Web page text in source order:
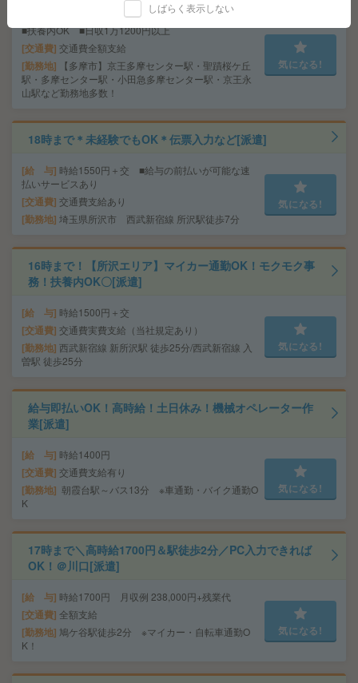
無資格未経験：時給1400円～ ■週払いOK
■扶養内OK ■日収1万1200円以上
交通費 交通費全額支給
勤務地
【多摩市】京王多摩センター駅・聖蹟桜ケ丘
駅・多摩センター駅・小田急多摩センター駅・京王永
山駅など勤務地多数！
気になる!
18時まで＊未経験でもOK＊伝票入力など[派遣]
給 与 時給1550円＋交 ■給与の前払いが可能な速
払いサービスあり
交通費 交通費支給あり
勤務地 埼玉県所沢市 西武新宿線 所沢駅徒歩7分
気になる!
16時まで！【所沢エリア】マイカー通勤OK！モクモク事
務！扶養内OK〇[派遣]
給 与 時給1500円＋交
交通費 交通費実費支給（当社規定あり）
勤務地 西武新宿線 新所沢駅 徒歩25分/西武新宿線 入
曽駅 徒歩25分
気になる!
給与即払いOK！高時給！土日休み！機械オペレーター作
業[派遣]
給 与 時給1400円
交通費 交通費支給有り
勤務地 朝霞台駅～バス13分 ※車通勤・バイク通勤O
K
気になる!
17時まで＼高時給1700円＆駅徒歩2分／PC入力できれば
OK！＠川口[派遣]
給 与 時給1700円 月収例 238,000円+残業代
交通費 全額支給
勤務地 鳩ケ谷駅徒歩2分 ※マイカー・自転車通勤O
K！
気になる!
しばらく表示しない